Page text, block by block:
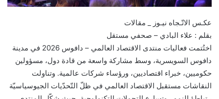
عكـس الاتّـجاه نيـوز _ مقالات
بقلم : علاء البادي – صحفي مستقل
اختُتمت فعاليات منتدى الاقتصاد العالمي – دافوس 2026 في مدينة
دافوس السويسرية، وسط مشاركة واسعة من قادة دول، مسؤولين
حكوميين، خبراء اقتصاديين، ورؤساء شركات عالمية. وتناولت
النقاشات مستقبل الاقتصاد العالمي في ظلّ التّحدّيات الجيوسياسيّة